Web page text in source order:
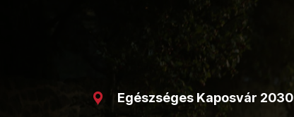
Egészséges Kaposvár 2030